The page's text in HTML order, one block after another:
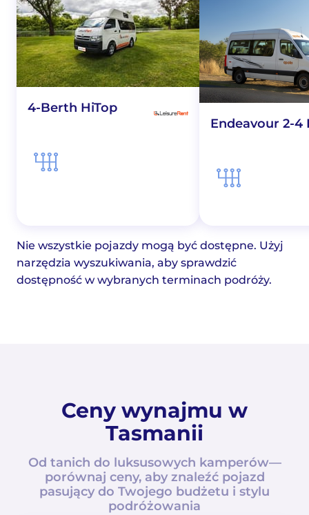
4-Berth HiTop
Endeavour 2-4
Nie wszystkie pojazdy mogą być dostępne. Użyj
narzędzia wyszukiwania, aby sprawdzić
dostępność w wybranych terminach podróży.
Ceny wynajmu w
Tasmanii
Od tanich do luksusowych kamperów—
porównaj ceny, aby znaleźć pojazd
pasujący do Twojego budżetu i stylu
podróżowania